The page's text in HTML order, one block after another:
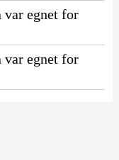
var egnet for
var egnet for